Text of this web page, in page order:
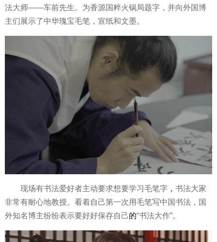
法大师——车前先生。为香源国粹火锅局题字，并向外国博
主们展示了中华瑰宝毛笔，宣纸和文墨。
现场有书法爱好者主动要求想要学习毛笔字 ， 书法大家
非常有耐心地教授。看着自己第一次用毛笔写中国书法，国
外知名博主纷纷表示要好好保存自己的“书法大作”。